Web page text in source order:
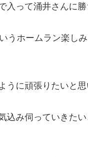
って涌井さんに
うホームラン楽し
うに頑張りたいと思
込み伺っていきた